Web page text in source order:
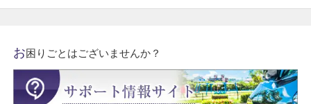
お困りごとはございませんか？